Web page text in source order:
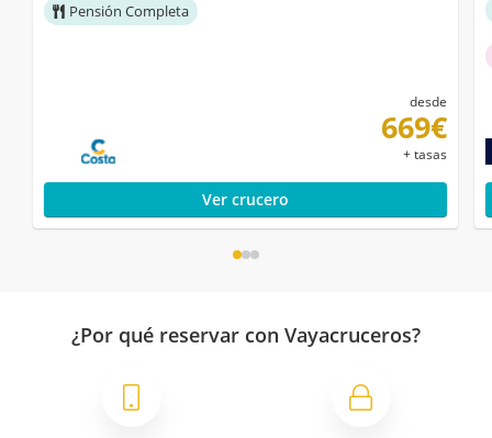
Pensión Completa
desde
669€
+ tasas
Ver crucero
¿Por qué reservar con Vayacruceros?